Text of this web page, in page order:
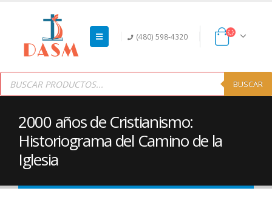
(480) 598-4320
Products
search BUSCAR
2000 años de Cristianismo:
Historiograma del Camino de la
Iglesia